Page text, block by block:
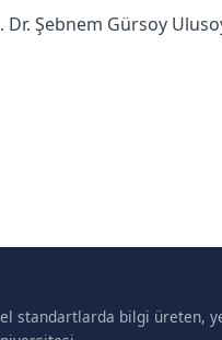
Şebnem Gürsoy
standartlarda bilgi üreten,